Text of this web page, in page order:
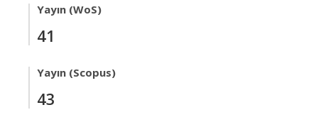
Yayın (WoS)
41
Yayın (Scopus)
43